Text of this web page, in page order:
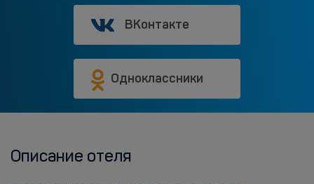
ВКонтакте
Одноклассники
Описание отеля